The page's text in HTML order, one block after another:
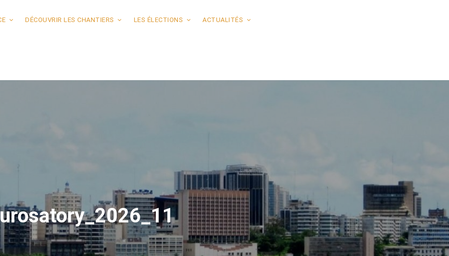
DÉCOUVRIR LES CHANTIERS LES ÉLECTIONS ACTUALITÉS